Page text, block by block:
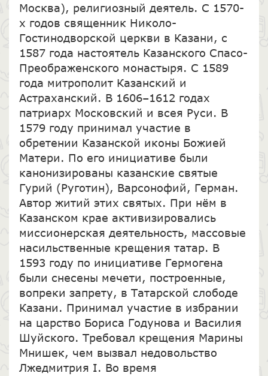
Москва), религиозный деятель. С 1570-
х годов священник Николо-
Гостинодворской церкви в Казани, с
1587 года настоятель Казанского Спасо-
Преображенского монастыря. С 1589
года митрополит Казанский и
Астраханский. В 1606–1612 годах
патриарх Московский и всея Руси. В
1579 году принимал участие в
обретении Казанской иконы Божией
Матери. По его инициативе были
канонизированы казанские святые
Гурий (Руготин), Варсонофий, Герман.
Автор житий этих святых. При нём в
Казанском крае активизировались
миссионерская деятельность, массовые
насильственные крещения татар. В
1593 году по инициативе Гермогена
были снесены мечети, построенные,
вопреки запрету, в Татарской слободе
Казани. Принимал участие в избрании
на царство Бориса Годунова и Василия
Шуйского. Требовал крещения Марины
Мнишек, чем вызвал недовольство
Лжедмитрия I. Во время